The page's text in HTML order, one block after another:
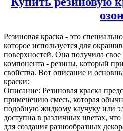
озон
Резиновая краска - это
которое используется для
поверхностей. Она получила свое
компонента - резины, который
свойства. Вот описание и
краски:
Описание: Резиновая краска
применению смесь, которая
подобную жидкому каучуку или
доступна в различных цветах, что
для создания разнообразных